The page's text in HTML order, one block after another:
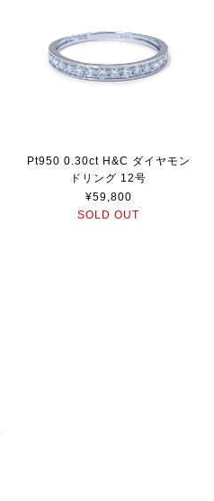
Pt950 0.30ct H&C ダイヤモン
ドリング 12号
¥59,800
SOLD OUT